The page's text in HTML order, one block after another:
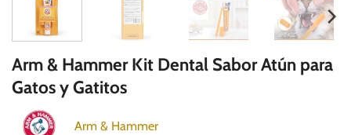
Arm & Hammer Kit Dental Sabor Atún para
Gatos y Gatitos
Arm & Hammer